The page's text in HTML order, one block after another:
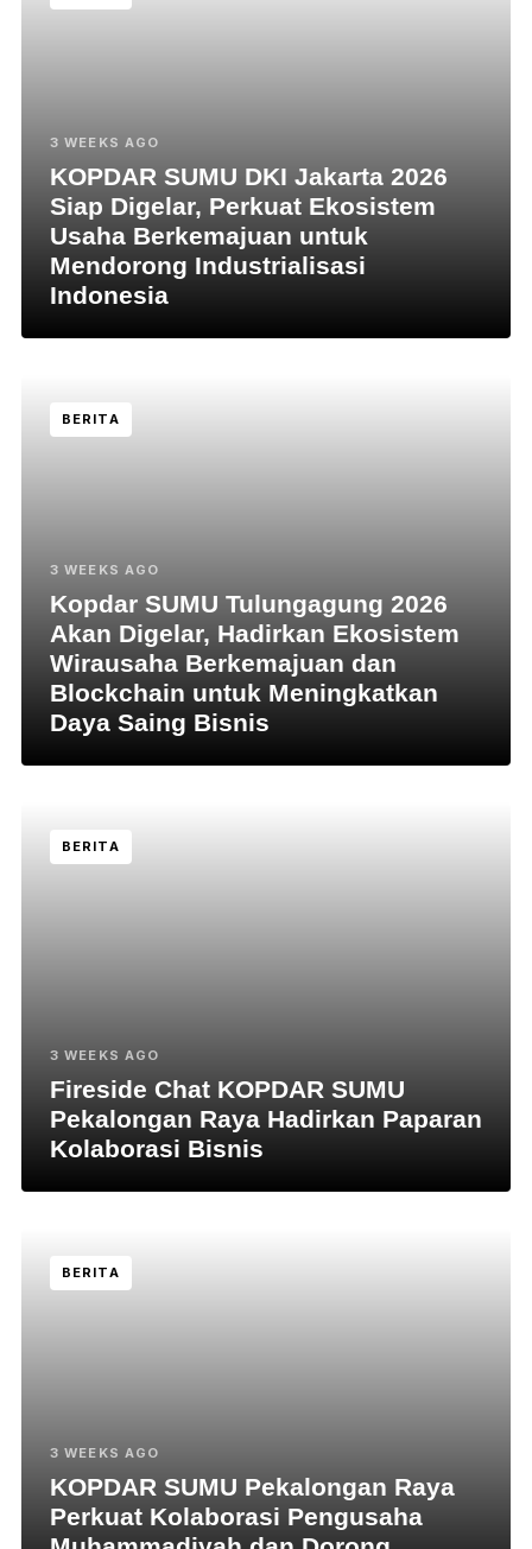
3 WEEKS AGO
KOPDAR SUMU DKI Jakarta 2026
Siap Digelar, Perkuat Ekosistem
Usaha Berkemajuan untuk
Mendorong Industrialisasi
Indonesia
BERITA
3 WEEKS AGO
Kopdar SUMU Tulungagung 2026
Akan Digelar, Hadirkan Ekosistem
Wirausaha Berkemajuan dan
Blockchain untuk Meningkatkan
Daya Saing Bisnis
BERITA
3 WEEKS AGO
Fireside Chat KOPDAR SUMU
Pekalongan Raya Hadirkan Paparan
Kolaborasi Bisnis
BERITA
3 WEEKS AGO
KOPDAR SUMU Pekalongan Raya
Perkuat Kolaborasi Pengusaha